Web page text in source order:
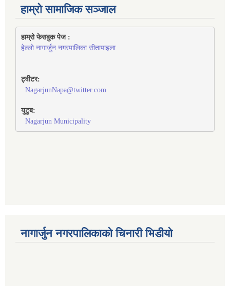
हाम्रो सामाजिक सञ्जाल
हाम्रो फेसबुक पेज :
हेल्लो नागार्जुन नगरपालिका सीतापाइला
ट्वीटर:
NagarjunNapa@twitter.com
युटुब:
Nagarjun Municipality
नागार्जुन नगरपालिकाको चिनारी भिडीयो